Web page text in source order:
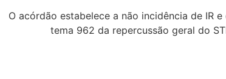
O acórdão estabelece a não incidência de IR
tema 962 da repercussão geral do